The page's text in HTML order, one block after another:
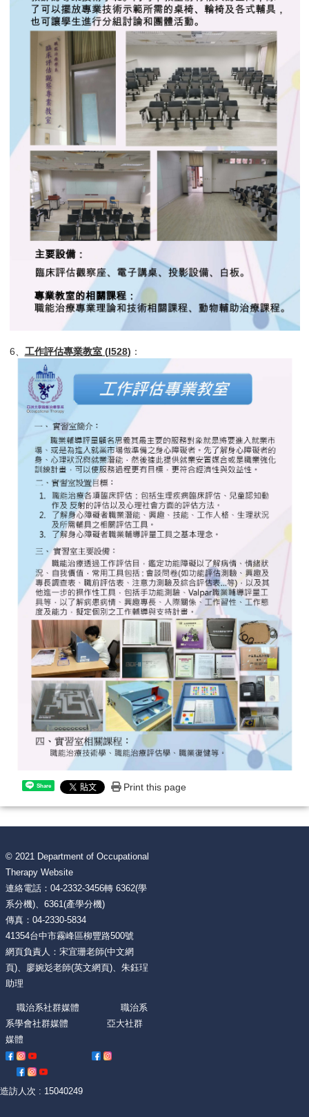
6、 工作評估專業教室 (I528) ：
Share Print this page
© 2021 Department of Occupational
Therapy Website
連絡電話：04-2332-3456轉 6362(學
系分機)、6361(產學分機)
傳真：04-2330-5834
41354台中市霧峰區柳豐路500號
網頁負責人：宋宜珊老師(中文網
頁)、廖婉彣老師(英文網頁)、朱鈺珵
助理
職治系社群媒體 職治系
系學會社群媒體 亞大社群
媒體
造訪人次 : 15040249